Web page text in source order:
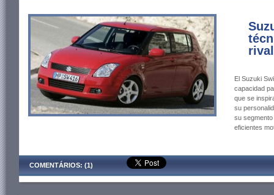
El Suzuki
capacidad
que se
su
su
eficientes
COMENTÁRIOS: (1)